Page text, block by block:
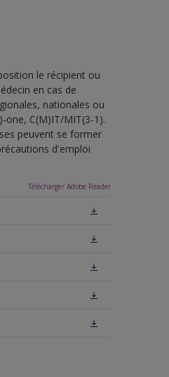
le récipient ou
en cas de
nationales ou
one, C(M)IT/MIT(3-1).
peuvent se former
d'emploi
Télécharger Adobe Reader